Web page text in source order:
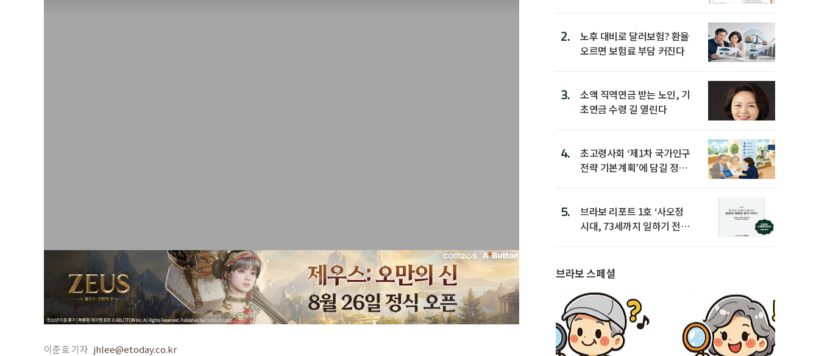
이준호 기자 jhlee@etoday.co.kr
2.
노후 대비로 달러보험? 환율
오르면 보험료 부담 커진다
3.
소액 직역연금 받는 노인, 기
초연금 수령 길 열린다
4.
초고령사회 ‘제1차 국가인구
전략 기본계획’에 담길 정책
5.
브라보 리포트 1호 ‘사오정
시대, 73세까지 일하기 전략’
브라보 스페셜